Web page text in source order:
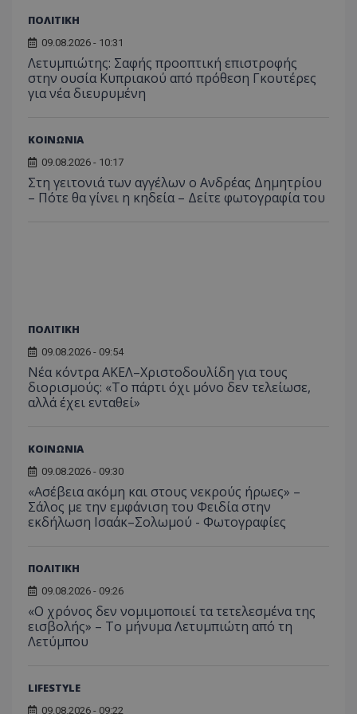
ΠΟΛΙΤΙΚΗ
09.08.2026 - 10:31
Λετυμπιώτης: Σαφής προοπτική επιστροφής
στην ουσία Κυπριακού από πρόθεση Γκουτέρες
για νέα διευρυμένη
ΚΟΙΝΩΝΙΑ
09.08.2026 - 10:17
Στη γειτονιά των αγγέλων ο Ανδρέας Δημητρίου
– Πότε θα γίνει η κηδεία – Δείτε φωτογραφία του
ΠΟΛΙΤΙΚΗ
09.08.2026 - 09:54
Νέα κόντρα ΑΚΕΛ–Χριστοδουλίδη για τους
διορισμούς: «Το πάρτι όχι μόνο δεν τελείωσε,
αλλά έχει ενταθεί»
ΚΟΙΝΩΝΙΑ
09.08.2026 - 09:30
«Ασέβεια ακόμη και στους νεκρούς ήρωες» –
Σάλος με την εμφάνιση του Φειδία στην
εκδήλωση Ισαάκ–Σολωμού - Φωτογραφίες
ΠΟΛΙΤΙΚΗ
09.08.2026 - 09:26
«Ο χρόνος δεν νομιμοποιεί τα τετελεσμένα της
εισβολής» – Το μήνυμα Λετυμπιώτη από τη
Λετύμπου
LIFESTYLE
09.08.2026 - 09:22
VISITOR_PRIVACY_METADATA